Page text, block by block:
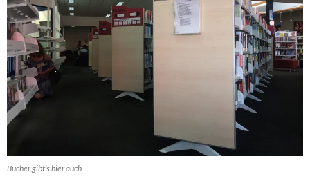
Bücher gibt’s hier auch